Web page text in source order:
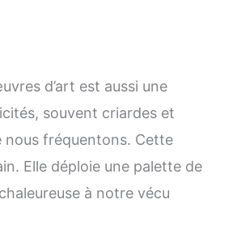
d’art est aussi une
souvent criardes et
nous fréquentons. Cette
Elle déploie une palette de
à notre vécu